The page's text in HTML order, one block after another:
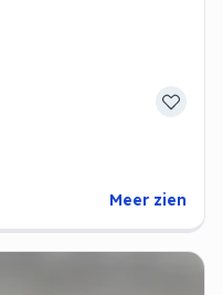
Meer zien